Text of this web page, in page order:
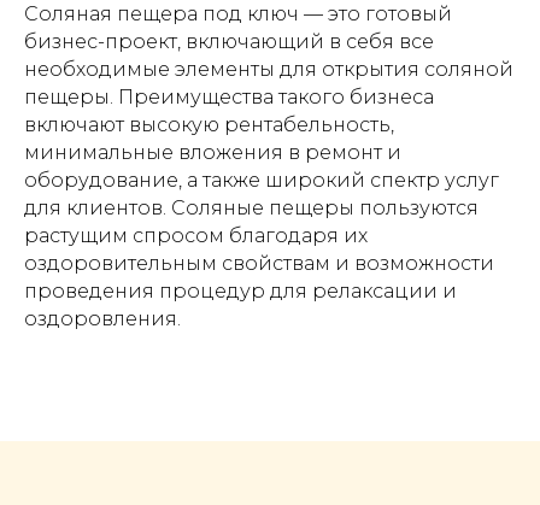
Соляная пещера под ключ — это готовый
бизнес-проект, включающий в себя все
необходимые элементы для открытия соляной
пещеры. Преимущества такого бизнеса
включают высокую рентабельность,
минимальные вложения в ремонт и
оборудование, а также широкий спектр услуг
для клиентов. Соляные пещеры пользуются
растущим спросом благодаря их
оздоровительным свойствам и возможности
проведения процедур для релаксации и
оздоровления.